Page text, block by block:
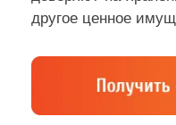
другое ценное